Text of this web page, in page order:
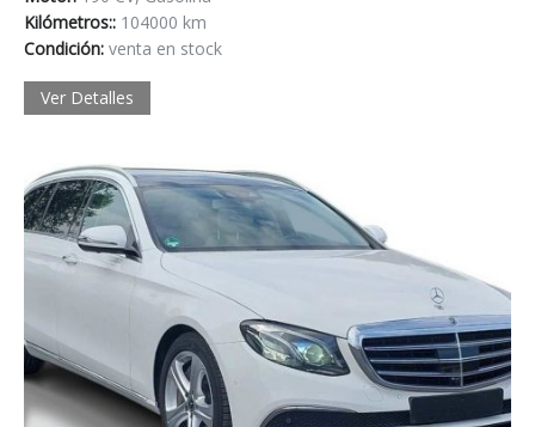
Kilómetros:: 104000 km
Condición: venta en stock
Ver Detalles